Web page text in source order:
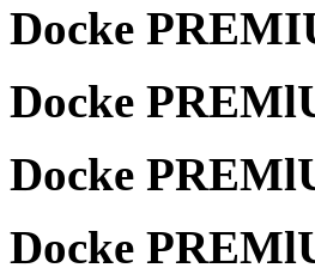
Dоcke
Dоcke
Dоcke
Dоcke